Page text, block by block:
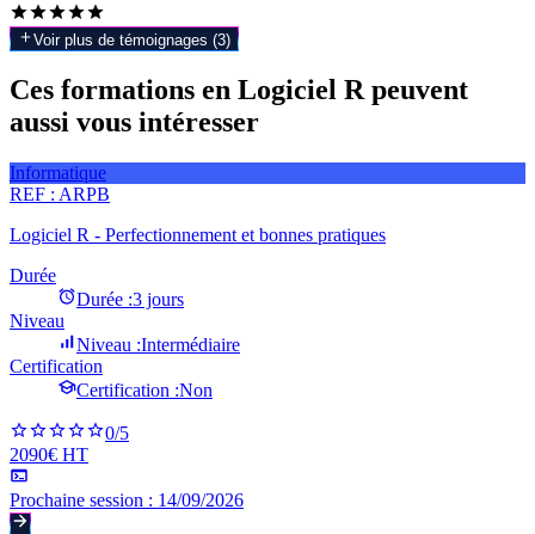
Voir plus de témoignages (3)
Ces formations en Logiciel R peuvent
aussi vous intéresser
Informatique
REF : ARPB
Logiciel R - Perfectionnement et bonnes pratiques
Durée
Durée :3 jours
Niveau
Niveau :Intermédiaire
Certification
Certification :Non
0/5
2090€ HT
Prochaine session : 14/09/2026